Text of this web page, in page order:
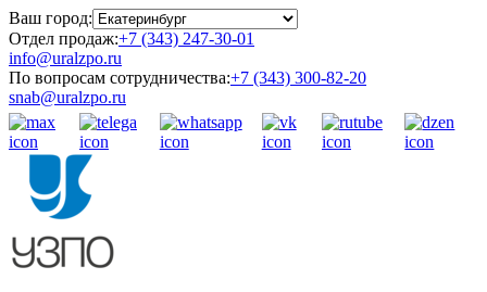
Ваш город:
Отдел продаж:+7 (343) 247-30-01
info@uralzpo.ru
По вопросам сотрудничества:+7 (343) 300-82-20
snab@uralzpo.ru